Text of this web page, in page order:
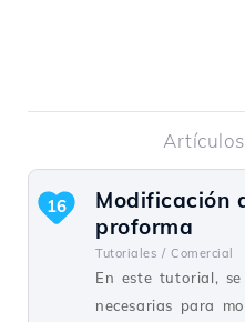
Modificación
proforma
Tutoriales / Comercial
En este tutorial,
necesarias para
16